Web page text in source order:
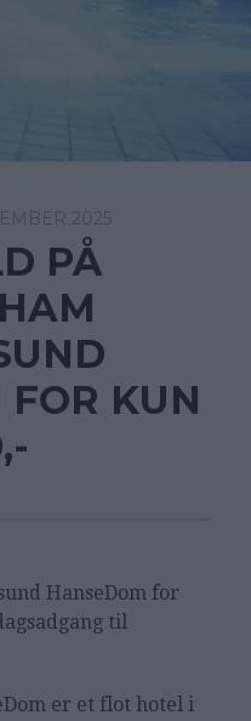
2025
PÅ
KUN
HanseDom for
til
er et flot hotel i